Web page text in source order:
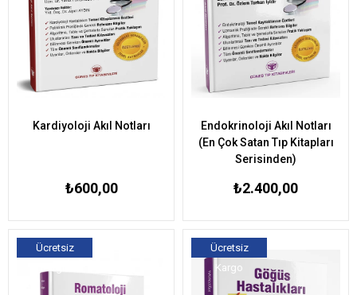
Kardiyoloji Akıl Notları
₺600,00
Endokrinoloji Akıl Notları
(En Çok Satan Tıp Kitapları
Serisinden)
₺2.400,00
Ücretsiz
Ücretsiz
Kargo